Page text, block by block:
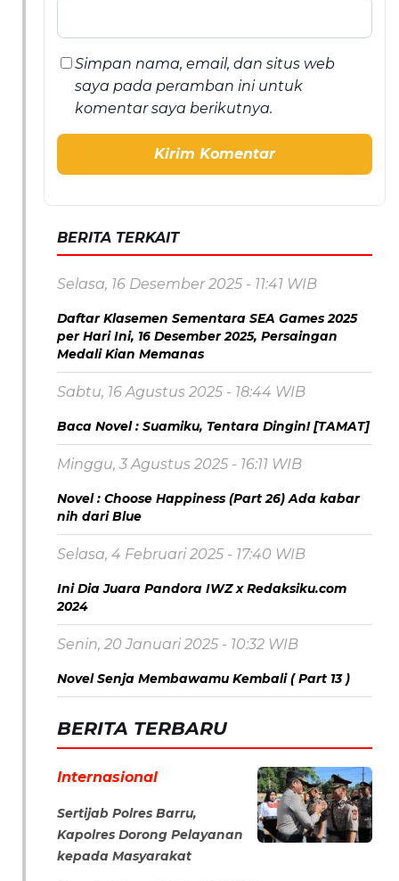
Simpan nama, email, dan situs web
saya pada peramban ini untuk
komentar saya berikutnya.
BERITA TERKAIT
Selasa, 16 Desember 2025 - 11:41 WIB
Daftar Klasemen Sementara SEA Games 2025
per Hari Ini, 16 Desember 2025, Persaingan
Medali Kian Memanas
Sabtu, 16 Agustus 2025 - 18:44 WIB
Baca Novel : Suamiku, Tentara Dingin! [TAMAT]
Minggu, 3 Agustus 2025 - 16:11 WIB
Novel : Choose Happiness (Part 26) Ada kabar
nih dari Blue
Selasa, 4 Februari 2025 - 17:40 WIB
Ini Dia Juara Pandora IWZ x Redaksiku.com
2024
Senin, 20 Januari 2025 - 10:32 WIB
Novel Senja Membawamu Kembali ( Part 13 )
BERITA TERBARU
Internasional
Sertijab Polres Barru,
Kapolres Dorong Pelayanan
kepada Masyarakat